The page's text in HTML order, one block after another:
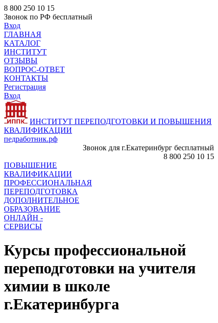
8 800 250 10 15
Звонок по РФ бесплатный
Вход
ГЛАВНАЯ
КАТАЛОГ
ИНСТИТУТ
ОТЗЫВЫ
ВОПРОС-ОТВЕТ
КОНТАКТЫ
Регистрация
Вход
ИНСТИТУТ ПЕРЕПОДГОТОВКИ И ПОВЫШЕНИЯ
КВАЛИФИКАЦИИ
педработник.рф
Звонок для г.Екатеринбург бесплатный
8 800 250 10 15
ПОВЫШЕНИЕ
КВАЛИФИКАЦИИ
ПРОФЕССИОНАЛЬНАЯ
ПЕРЕПОДГОТОВКА
ДОПОЛНИТЕЛЬНОЕ
ОБРАЗОВАНИЕ
ОНЛАЙН -
СЕРВИСЫ
Курсы профессиональной
переподготовки на учителя
химии в школе
г.Екатеринбурга